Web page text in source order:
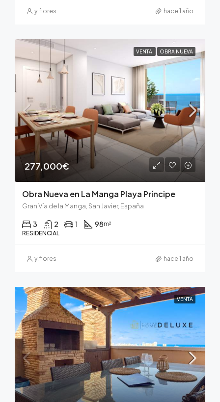
y.flores hace 1 año
VENTA OBRA NUEVA
277,000€
Obra Nueva en La Manga Playa Príncipe
Gran Vía de la Manga, San Javier, España
3 2 1 98m²
RESIDENCIAL
y.flores hace 1 año
VENTA